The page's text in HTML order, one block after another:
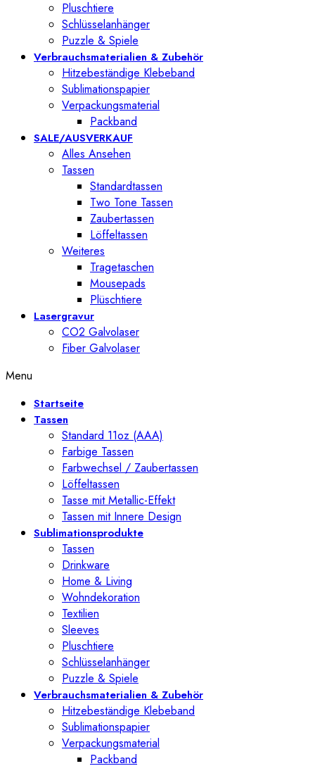
Pluschtiere
Schlüsselanhänger
Puzzle & Spiele
Verbrauchsmaterialien & Zubehör
Hitzebeständige Klebeband
Sublimationspapier
Verpackungsmaterial
Packband
SALE/AUSVERKAUF
Alles Ansehen
Tassen
Standardtassen
Two Tone Tassen
Zaubertassen
Löffeltassen
Weiteres
Tragetaschen
Mousepads
Plüschtiere
Lasergravur
CO2 Galvolaser
Fiber Galvolaser
Menu
Startseite
Tassen
Standard 11oz (AAA)
Farbige Tassen
Farbwechsel / Zaubertassen
Löffeltassen
Tasse mit Metallic-Effekt
Tassen mit Innere Design
Sublimationsprodukte
Tassen
Drinkware
Home & Living
Wohndekoration
Textilien
Sleeves
Pluschtiere
Schlüsselanhänger
Puzzle & Spiele
Verbrauchsmaterialien & Zubehör
Hitzebeständige Klebeband
Sublimationspapier
Verpackungsmaterial
Packband